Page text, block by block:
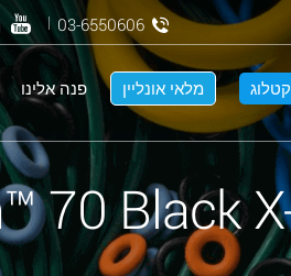
קטלוג מלאי אונליין פנה אלינו
03-6550606